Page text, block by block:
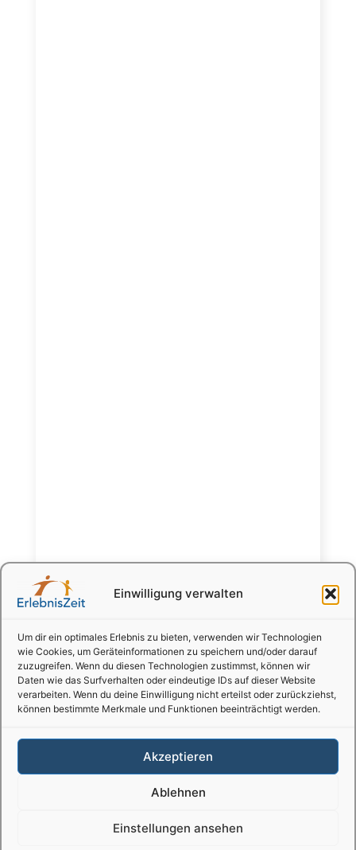
Einwilligung verwalten
Um dir ein optimales Erlebnis zu bieten, verwenden wir Technologien
wie Cookies, um Geräteinformationen zu speichern und/oder darauf
zuzugreifen. Wenn du diesen Technologien zustimmst, können wir
Daten wie das Surfverhalten oder eindeutige IDs auf dieser Website
verarbeiten. Wenn du deine Einwilligung nicht erteilst oder zurückziehst,
können bestimmte Merkmale und Funktionen beeinträchtigt werden.
Akzeptieren
Ablehnen
Einstellungen ansehen